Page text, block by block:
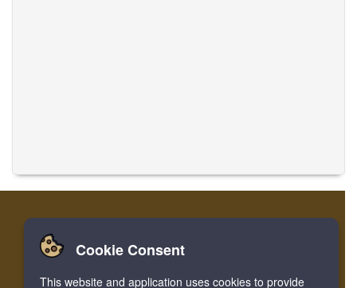
家 登录 寄存器
Cookie Consent
This website and application uses cookies to provide